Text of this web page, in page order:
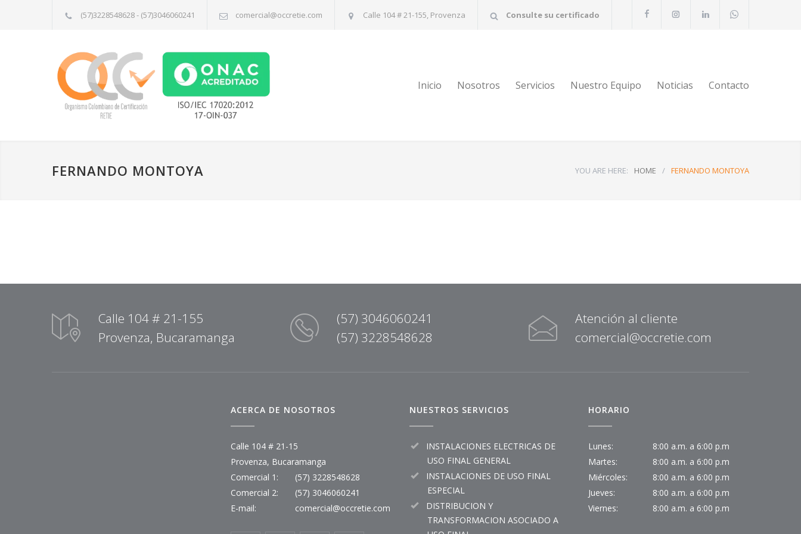
(57)3228548628 - (57)3046060241 comercial@occretie.com Calle 104 # 21-155, Provenza Consulte su certificado
Inicio Nosotros Servicios Nuestro Equipo Noticias Contacto
FERNANDO MONTOYA YOU ARE HERE: HOME / FERNANDO MONTOYA
Calle 104 # 21-155
Provenza, Bucaramanga
(57) 3046060241
(57) 3228548628
Atención al cliente
comercial@occretie.com
ACERCA DE NOSOTROS
Calle 104 # 21-15
Provenza, Bucaramanga
Comercial 1:
(57) 3228548628
Comercial 2:
(57) 3046060241
E-mail:
comercial@occretie.com
NUESTROS SERVICIOS
INSTALACIONES ELECTRICAS DE
USO FINAL GENERAL
INSTALACIONES DE USO FINAL
ESPECIAL
DISTRIBUCION Y
TRANSFORMACION ASOCIADO A
HORARIO
Lunes:
8:00 a.m. a 6:00 p.m
Martes:
8:00 a.m. a 6:00 p.m
Miércoles:
8:00 a.m. a 6:00 p.m
Jueves:
8:00 a.m. a 6:00 p.m
Viernes:
8:00 a.m. a 6:00 p.m